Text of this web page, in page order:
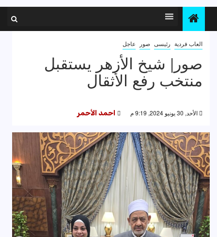
العاب فردية رئيسى صور عاجل
صور| شيخ الأزهر يستقبل
منتخب رفع الأثقال
الأحد, 30 يونيو 2024, 9:19 م احمد الأحمر